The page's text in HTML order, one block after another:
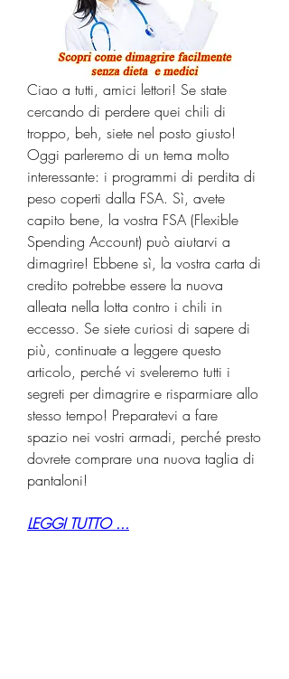
Ciao a tutti, amici lettori! Se state
cercando di perdere quei chili di
troppo, beh, siete nel posto giusto!
Oggi parleremo di un tema molto
interessante: i programmi di perdita di
peso coperti dalla FSA. Sì, avete
capito bene, la vostra FSA (Flexible
Spending Account) può aiutarvi a
dimagrire! Ebbene sì, la vostra carta di
credito potrebbe essere la nuova
alleata nella lotta contro i chili in
eccesso. Se siete curiosi di sapere di
più, continuate a leggere questo
articolo, perché vi sveleremo tutti i
segreti per dimagrire e risparmiare allo
stesso tempo! Preparatevi a fare
spazio nei vostri armadi, perché presto
dovrete comprare una nuova taglia di
pantaloni!
LEGGI TUTTO ...